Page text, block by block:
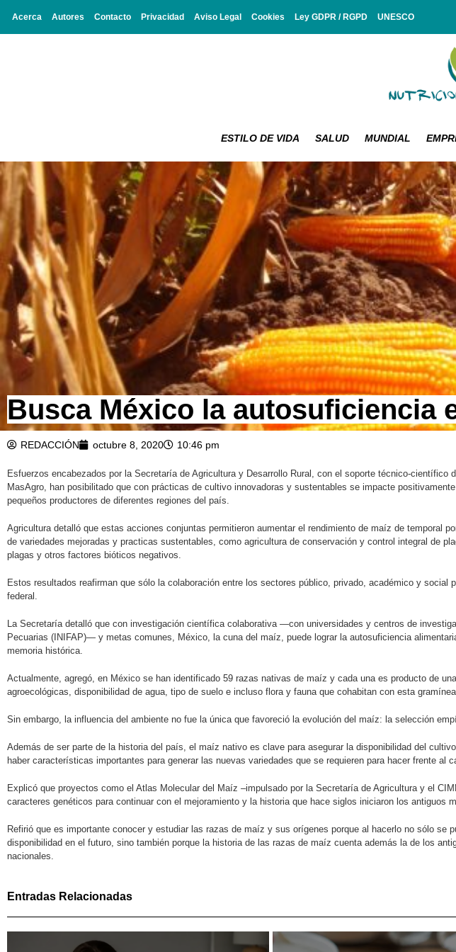
Acerca Autores Contacto Privacidad Aviso Legal Cookies Ley GDPR / RGPD UNESCO
ESTILO DE VIDA SALUD MUNDIAL
Busca México la autosuficiencia
REDACCIÓN octubre 8, 2020 10:46 pm
Esfuerzos encabezados por la Secretaría de Agricultura y Desarrollo Rural, con el soporte técnico-
MasAgro, han posibilitado que con prácticas de cultivo innovadoras y sustentables se impacte
pequeños productores de diferentes regiones del país.
Agricultura detalló que estas acciones conjuntas permitieron aumentar el rendimiento de maíz de temporal
de variedades mejoradas y practicas sustentables, como agricultura de conservación y control integral de
plagas y otros factores bióticos negativos.
Estos resultados reafirman que sólo la colaboración entre los sectores público, privado, académico y
federal.
La Secretaría detalló que con investigación científica colaborativa —con universidades y centros de
Pecuarias (INIFAP)— y metas comunes, México, la cuna del maíz, puede lograr la autosuficiencia
memoria histórica.
Actualmente, agregó, en México se han identificado 59 razas nativas de maíz y cada una es producto de
agroecológicas, disponibilidad de agua, tipo de suelo e incluso flora y fauna que cohabitan con esta gramínea.
Sin embargo, la influencia del ambiente no fue la única que favoreció la evolución del maíz: la selección
Además de ser parte de la historia del país, el maíz nativo es clave para asegurar la disponibilidad del
haber características importantes para generar las nuevas variedades que se requieren para hacer frente al
Explicó que proyectos como el Atlas Molecular del Maíz –impulsado por la Secretaría de Agricultura y el
caracteres genéticos para continuar con el mejoramiento y la historia que hace siglos iniciaron los antiguos
Refirió que es importante conocer y estudiar las razas de maíz y sus orígenes porque al hacerlo no sólo se
disponibilidad en el futuro, sino también porque la historia de las razas de maíz cuenta además la de los
nacionales.
Entradas Relacionadas